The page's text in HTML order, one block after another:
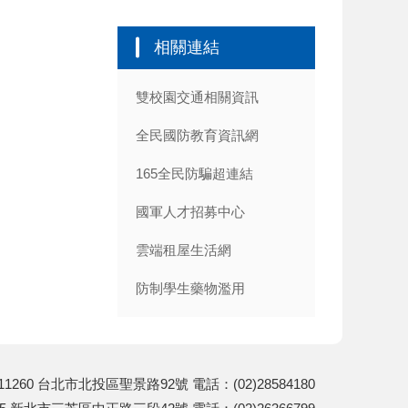
相關連結
雙校園交通相關資訊
全民國防教育資訊網
165全民防騙超連結
國軍人才招募中心
雲端租屋生活網
防制學生藥物濫用
台北市北投區聖景路92號 電話：(02)28584180